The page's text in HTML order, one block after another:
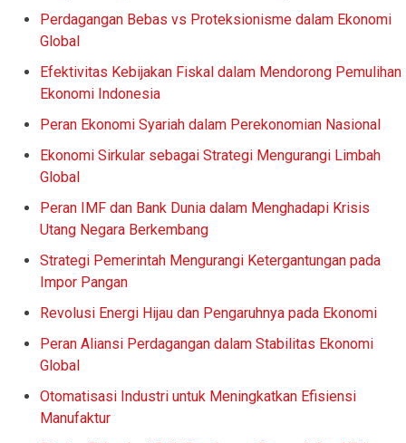
Perdagangan Bebas vs Proteksionisme dalam Ekonomi
Global
Efektivitas Kebijakan Fiskal dalam Mendorong Pemulihan
Ekonomi Indonesia
Peran Ekonomi Syariah dalam Perekonomian Nasional
Ekonomi Sirkular sebagai Strategi Mengurangi Limbah
Global
Peran IMF dan Bank Dunia dalam Menghadapi Krisis
Utang Negara Berkembang
Strategi Pemerintah Mengurangi Ketergantungan pada
Impor Pangan
Revolusi Energi Hijau dan Pengaruhnya pada Ekonomi
Peran Aliansi Perdagangan dalam Stabilitas Ekonomi
Global
Otomatisasi Industri untuk Meningkatkan Efisiensi
Manufaktur